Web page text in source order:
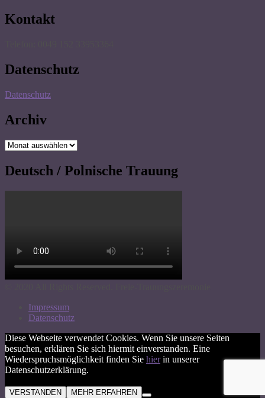
Kontakt
Datenschutz
Datenschutz
Archiv
Archiv
Deutsch / Polnische Trauung
Impressum
Datenschutz
Diese Webseite verwendet Cookies. Wenn Sie unsere Seiten
besuchen, erklären Sie sich hiermit einverstanden. Eine
Wiederspruchsmöglichkeit finden Sie hierin unserer
Datenschutzerklärung.
VERSTANDEN MEHR ERFAHREN